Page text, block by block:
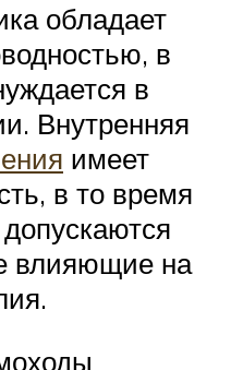
обладает
в
в
Внутренняя
имеет
в то время
влияющие на